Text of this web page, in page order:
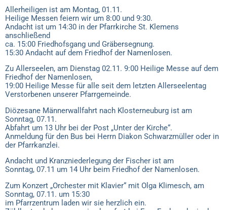
Allerheiligen ist am Montag, 01.11.
Heilige Messen feiern wir um 8:00 und 9:30.
Andacht ist um 14:30 in der Pfarrkirche St. Klemens
anschließend
ca. 15:00 Friedhofsgang und Gräbersegnung.
15:30 Andacht auf dem Friedhof der Namenlosen.
Zu Allerseelen, am Dienstag 02.11. 9:00 Heilige Messe auf dem
Friedhof der Namenlosen,
19:00 Heilige Messe für alle seit dem letzten Allerseelentag
Verstorbenen unserer Pfarrgemeinde.
Diözesane Männerwallfahrt nach Klosterneuburg ist am
Sonntag, 07.11.
Abfahrt um 13 Uhr bei der Post „Unter der Kirche“.
Anmeldung für den Bus bei Herrn Diakon Schwarzmüller oder in
der Pfarrkanzlei.
Andacht und Kranzniederlegung der Fischer ist am
Sonntag, 07.11 um 14 Uhr beim Friedhof der Namenlosen.
Zum Konzert „Orchester mit Klavier“ mit Olga Klimesch, am
Sonntag, 07.11. um 15:30
im Pfarrzentrum laden wir sie herzlich ein.